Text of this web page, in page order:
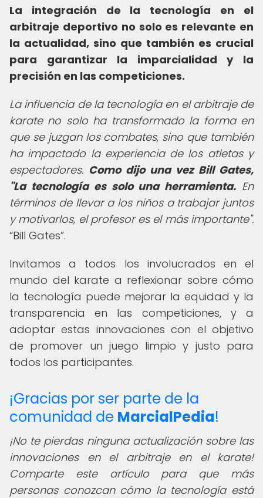
La integración de la tecnología en el
arbitraje deportivo no solo es relevante en
la actualidad, sino que también es crucial
para garantizar la imparcialidad y la
precisión en las competiciones.
La influencia de la tecnología en el arbitraje de
karate no solo ha transformado la forma en
que se juzgan los combates, sino que también
ha impactado la experiencia de los atletas y
espectadores. Como dijo una vez Bill Gates,
"La tecnología es solo una herramienta. En
términos de llevar a los niños a trabajar juntos
y motivarlos, el profesor es el más importante".
Bill Gates .
Invitamos a todos los involucrados en el
mundo del karate a reflexionar sobre cómo
la tecnología puede mejorar la equidad y la
transparencia en las competiciones, y a
adoptar estas innovaciones con el objetivo
de promover un juego limpio y justo para
todos los participantes.
¡Gracias por ser parte de la
comunidad de MarcialPedia!
¡No te pierdas ninguna actualización sobre las
innovaciones en el arbitraje en el karate!
Comparte este artículo para que más
personas conozcan cómo la tecnología está